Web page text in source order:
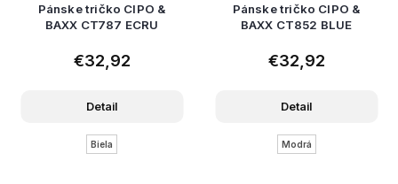
Pánske tričko CIPO &
BAXX CT787 ECRU
€32,92
Detail
Biela
Pánske tričko CIPO &
BAXX CT852 BLUE
€32,92
Detail
Modrá